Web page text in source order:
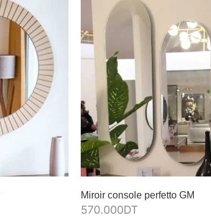
Miroir console perfetto GM
570.000DT